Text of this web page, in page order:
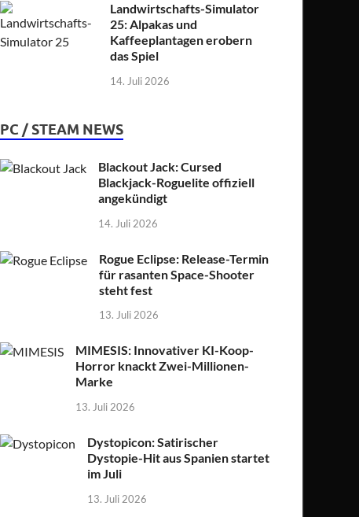
Landwirtschafts-Simulator
25: Alpakas und
Kaffeeplantagen erobern
das Spiel
14. Juli 2026
PC / STEAM NEWS
Blackout Jack: Cursed
Blackjack-Roguelite offiziell
angekündigt
14. Juli 2026
Rogue Eclipse: Release-Termin
für rasanten Space-Shooter
steht fest
13. Juli 2026
MIMESIS: Innovativer KI-Koop-
Horror knackt Zwei-Millionen-
Marke
13. Juli 2026
Dystopicon: Satirischer
Dystopie-Hit aus Spanien startet
im Juli
13. Juli 2026